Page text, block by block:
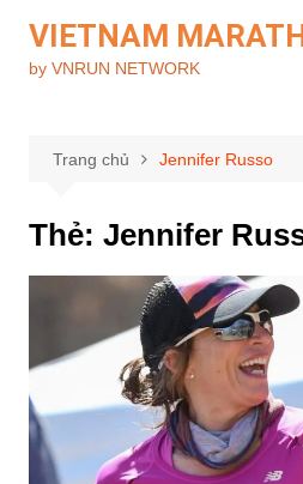
phần
VIETNAM
by VNRUN NETWORK
Trang chủ Jennifer Russo
Thẻ: Jennifer